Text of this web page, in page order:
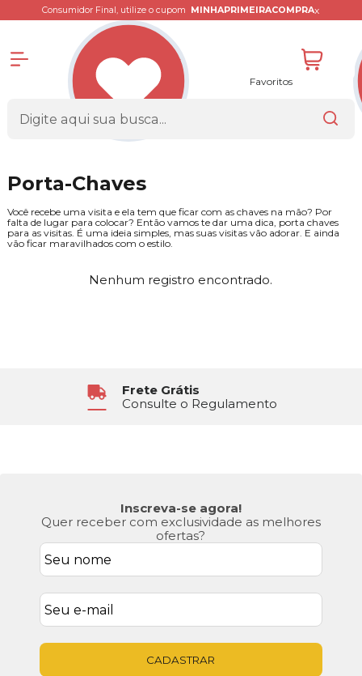
Consumidor Final, utilize o cupom MINHAPRIMEIRACOMPRAx
Favoritos
Porta-Chaves
Você recebe uma visita e ela tem que ficar com as chaves na mão? Por
falta de lugar para colocar? Então vamos te dar uma dica, porta chaves
para as visitas. É uma ideia simples, mas suas visitas vão adorar. E ainda
vão ficar maravilhados com o estilo.
Nenhum registro encontrado.
Frete Grátis
Consulte o Regulamento
Inscreva-se agora!
Quer receber com exclusividade as melhores
ofertas?
CADASTRAR